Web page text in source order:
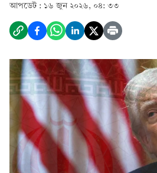
আপডেট : ১৬ জুন ২০২৬, ০৪: ৩৩